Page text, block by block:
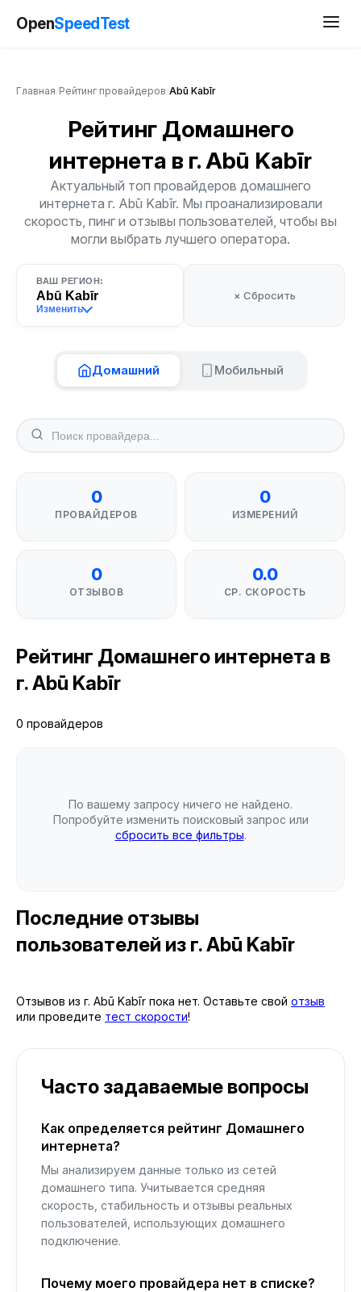
OpenSpeedTest
Главная Рейтинг провайдеров Abū Kabīr
Рейтинг Домашнего
интернета в г. Abū Kabīr
Актуальный топ провайдеров домашнего
интернета г. Abū Kabīr. Мы проанализировали
скорость, пинг и отзывы пользователей, чтобы вы
могли выбрать лучшего оператора.
ВАШ РЕГИОН:
Abū Kabīr
Изменить
× Сбросить
Домашний Мобильный
0
ПРОВАЙДЕРОВ
0
ИЗМЕРЕНИЙ
0
ОТЗЫВОВ
0.0
СР. СКОРОСТЬ
Рейтинг Домашнего интернета в
г. Abū Kabīr
0 провайдеров
По вашему запросу ничего не найдено.
Попробуйте изменить поисковый запрос или
сбросить все фильтры.
Последние отзывы
пользователей из г. Abū Kabīr
Отзывов из г. Abū Kabīr пока нет. Оставьте свой отзыв
или проведите тест скорости!
Часто задаваемые вопросы
Как определяется рейтинг Домашнего
интернета?
Мы анализируем данные только из сетей
домашнего типа. Учитывается средняя
скорость, стабильность и отзывы реальных
пользователей, использующих домашнего
подключение.
Почему моего провайдера нет в списке?